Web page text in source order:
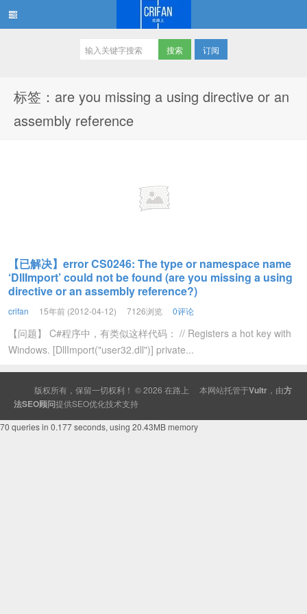
订阅
标签：are you missing a using directive or an
assembly reference
【已解决】error CS0246: The type or namespace name
‘DllImport’ could not be found (are you missing a using
directive or an assembly reference?)
crifan 15年前 (2012-04-12) 7126浏览 0评论
【问题】 C#程序中，有类似这样代码： // Registers a hot key with
Windows. [DllImport("user32.dll")] private...
版权所有，保留一切权利！ © 2026 在路上 本网站托管于Vultr ，由方
法SEO顾问提供SEO优化技术支持
70 queries in 0.177 seconds, using 20.43MB memory